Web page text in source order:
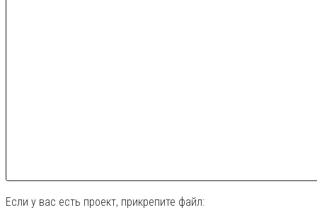
Если у вас есть проект, прикрепите файл: